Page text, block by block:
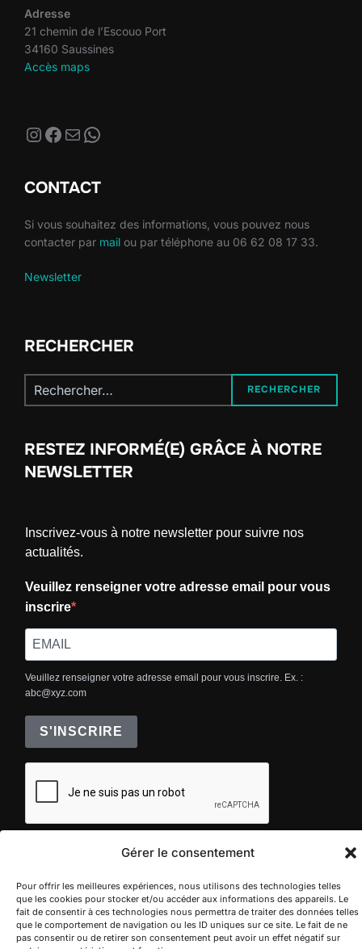
Gérer le consentement
Pour offrir les meilleures expériences, nous utilisons des technologies telles
que les cookies pour stocker et/ou accéder aux informations des appareils. Le
fait de consentir à ces technologies nous permettra de traiter des données telles
que le comportement de navigation ou les ID uniques sur ce site. Le fait de ne
pas consentir ou de retirer son consentement peut avoir un effet négatif sur
Adresse
21 chemin de l’Escouo Port
34160 Saussines
Accès maps
Instagram
Facebook
E-mailWhatsApp
CONTACT
Si vous souhaitez des informations, vous pouvez nous
contacter par mail ou par téléphone au 06 62 08 17 33.
Newsletter
RECHERCHER
pour :
RECHERCHER
RESTEZ INFORMÉ(E) GRÂCE À NOTRE
NEWSLETTER
Inscrivez-vous à notre newsletter pour suivre nos
actualités.
Veuillez renseigner votre adresse email pour vous
inscrire
Veuillez renseigner votre adresse email pour vous inscrire. Ex. :
abc@xyz.com
S'INSCRIRE
Politique de confidentialité
Copyright © 2026 Villa Jema